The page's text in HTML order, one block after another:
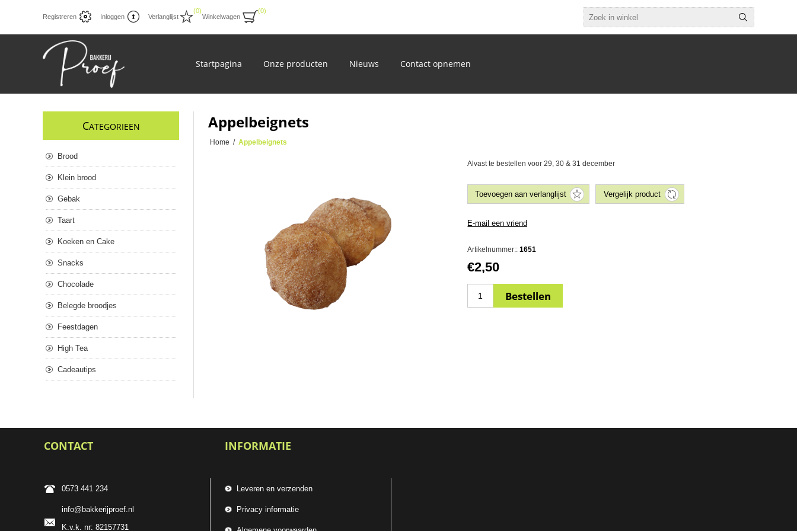
Registreren Inloggen Verlanglijst
(0)
Winkelwagen
(0)
Startpagina Onze producten Nieuws Contact opnemen
Appelbeignets
Home / Appelbeignets
Alvast te bestellen voor 29, 30 & 31 december
Artikelnummer:: 1651
€2,50
CATEGORIEEN
Brood
Klein brood
Gebak
Taart
Koeken en Cake
Snacks
Chocolade
Belegde broodjes
Feestdagen
High Tea
Cadeautips
CONTACT
0573 441 234
info@bakkerijproef.nl
K.v.k. nr: 82157731
INFORMATIE
Leveren en verzenden
Privacy informatie